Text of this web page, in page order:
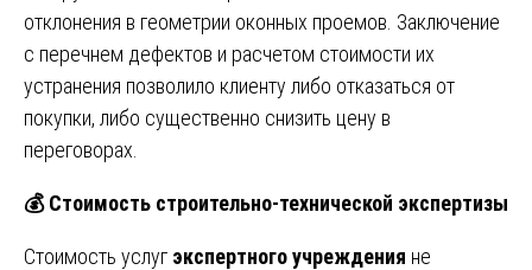
отклонения в геометрии оконных проемов. Заключение
с перечнем дефектов и расчетом стоимости их
устранения позволило клиенту либо отказаться от
покупки, либо существенно снизить цену в
переговорах.
💰Стоимость строительно-технической экспертизы
Стоимость услуг экспертного учреждения не